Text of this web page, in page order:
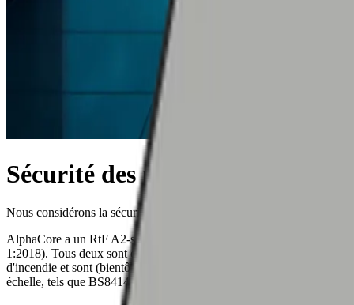
Sécurité des personnes
Nous considérons la sécurité incendie comme notre priorité absolue.
AlphaCore a un RtF A2-s1, d0 et K21 un RtF B-s3, d0 (EN 13501-
1:2018). Tous deux sont conformes à la législation locale en matière
d'incendie et sont (bientôt) soutenus par des tests d'incendie à grande
échelle, tels que BS8414 et SP FIRE 105.